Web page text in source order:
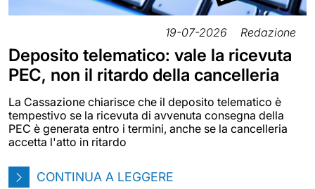
19-07-2026 Redazione
Deposito telematico: vale la ricevuta
PEC, non il ritardo della cancelleria
La Cassazione chiarisce che il deposito telematico è
tempestivo se la ricevuta di avvenuta consegna della
PEC è generata entro i termini, anche se la cancelleria
accetta l'atto in ritardo
CONTINUA A LEGGERE